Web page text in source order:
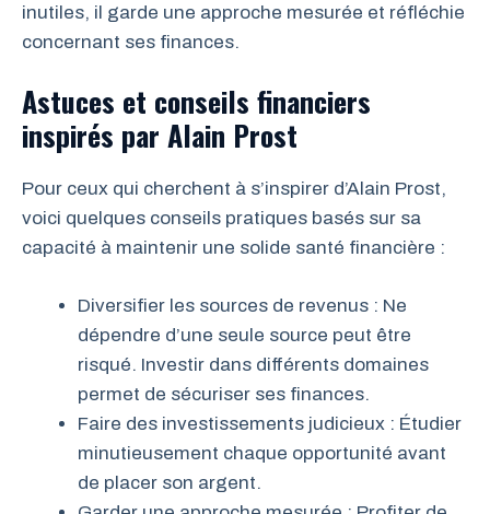
inutiles, il garde une approche mesurée et réfléchie
concernant ses finances.
Astuces et conseils financiers
inspirés par Alain Prost
Pour ceux qui cherchent à s’inspirer d’Alain Prost,
voici quelques conseils pratiques basés sur sa
capacité à maintenir une solide santé financière :
Diversifier les sources de revenus : Ne
dépendre d’une seule source peut être
risqué. Investir dans différents domaines
permet de sécuriser ses finances.
Faire des investissements judicieux : Étudier
minutieusement chaque opportunité avant
de placer son argent.